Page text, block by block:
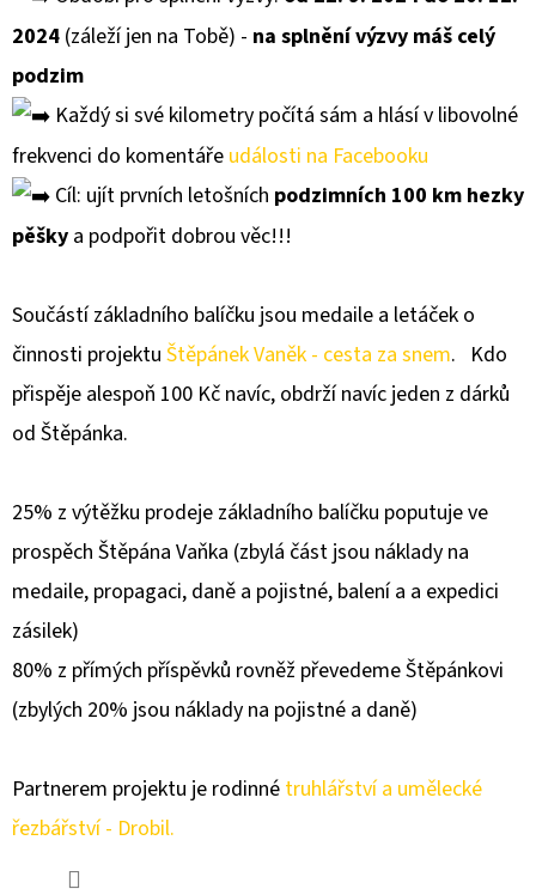
2024 (záleží jen na Tobě) - na splnění výzvy máš celý
podzim
Každý si své kilometry počítá sám a hlásí v libovolné
frekvenci do komentáře události na Facebooku
Cíl: ujít prvních letošních podzimních 100 km hezky
pěšky a podpořit dobrou věc!!!
Součástí základního balíčku jsou medaile a letáček o
činnosti projektu Štěpánek Vaněk - cesta za snem. Kdo
přispěje alespoň 100 Kč navíc, obdrží navíc jeden z dárků
od Štěpánka.
25% z výtěžku prodeje základního balíčku poputuje ve
prospěch Štěpána Vaňka (zbylá část jsou náklady na
medaile, propagaci, daně a pojistné, balení a a expedici
zásilek)
80% z přímých příspěvků rovněž převedeme Štěpánkovi
(zbylých 20% jsou náklady na pojistné a daně)
Partnerem projektu je rodinné truhlářství a umělecké
řezbářství - Drobil.